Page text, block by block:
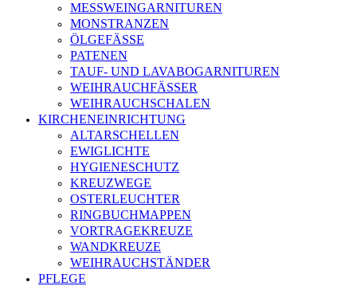
MESSWEINGARNITUREN
MONSTRANZEN
ÖLGEFÄSSE
PATENEN
TAUF- UND LAVABOGARNITUREN
WEIHRAUCHFÄSSER
WEIHRAUCHSCHALEN
KIRCHENEINRICHTUNG
ALTARSCHELLEN
EWIGLICHTE
HYGIENESCHUTZ
KREUZWEGE
OSTERLEUCHTER
RINGBUCHMAPPEN
VORTRAGEKREUZE
WANDKREUZE
WEIHRAUCHSTÄNDER
PFLEGE